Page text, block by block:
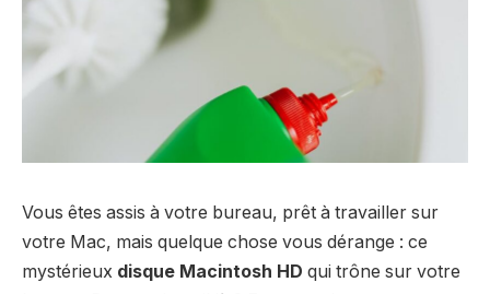
Vous êtes assis à votre bureau, prêt à travailler sur
votre Mac, mais quelque chose vous dérange : ce
mystérieux disque Macintosh HD qui trône sur votre